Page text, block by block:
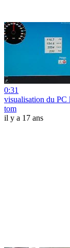
0:31
visualisation du PC
tom
il y a 17 ans